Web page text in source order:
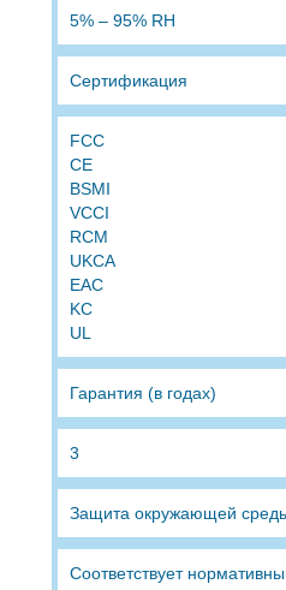
5% – 95% RH
Сертификация
FCC
CE
BSMI
VCCI
RCM
UKCA
EAC
KC
UL
Гарантия (в годах)
3
Защита окружающей
Соответствует